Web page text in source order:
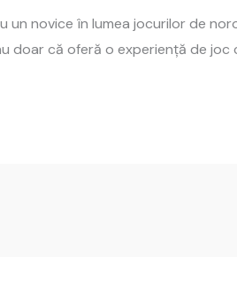
novice în lumea jocurilor de
doar că oferă o experiență de